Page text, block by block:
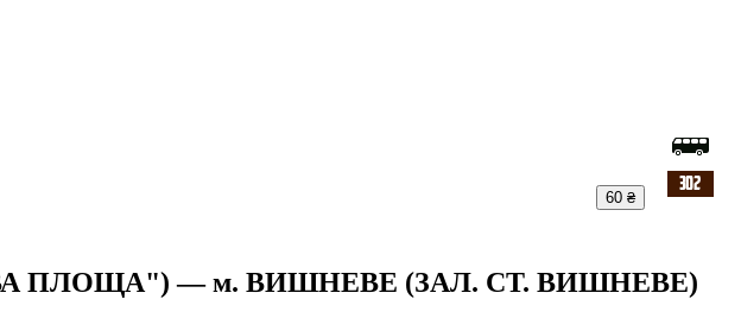
60 ₴
ПЛОЩА") — м. ВИШНЕВЕ (ЗАЛ. СТ. ВИШНЕВЕ)